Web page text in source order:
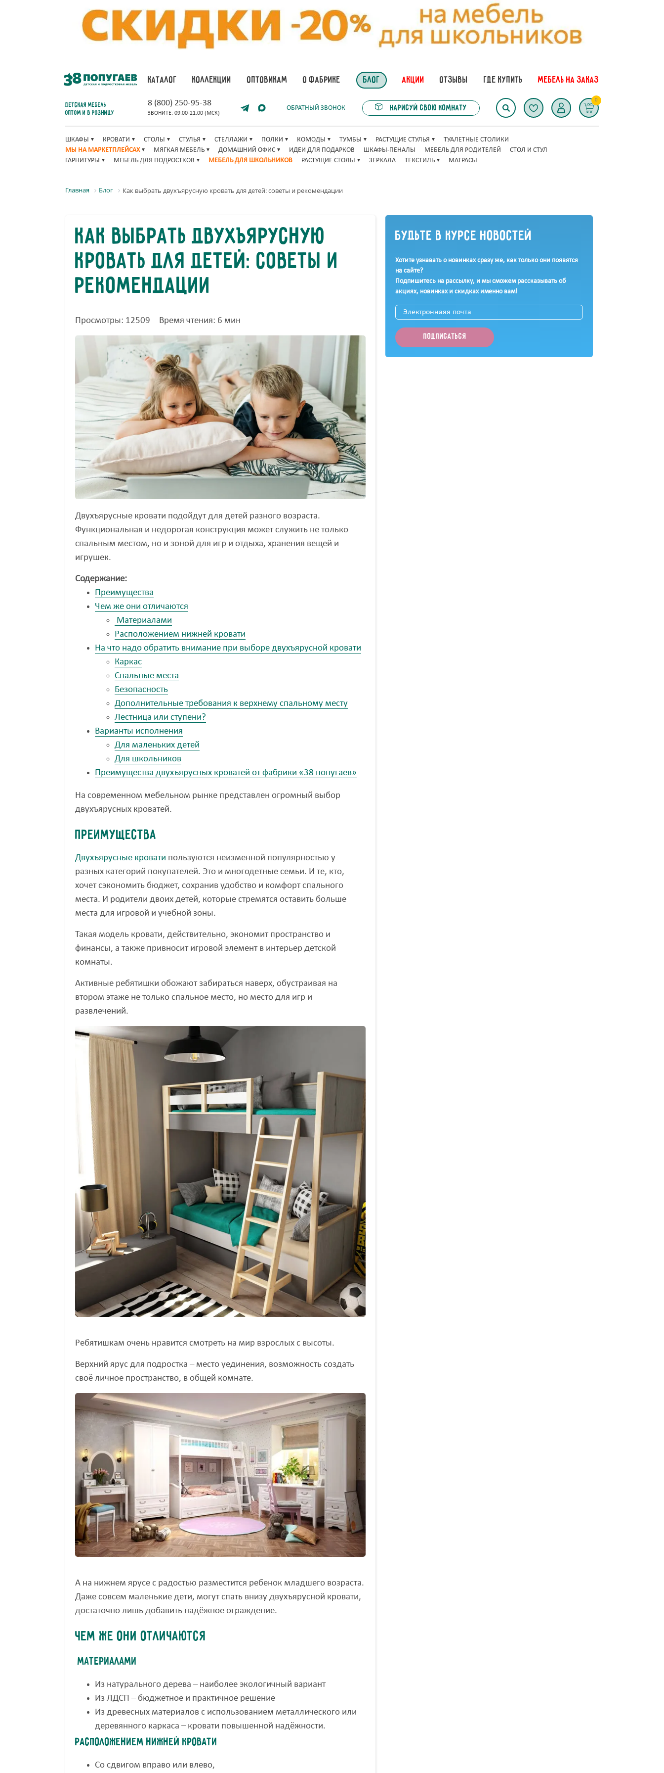
КАТАЛОГ КОЛЛЕКЦИИ ОПТОВИКАМ О ФАБРИКЕ БЛОГ АКЦИИ ОТЗЫВЫ ГДЕ КУПИТЬ МЕБЕЛЬ НА ЗАКАЗ
Детская мебель
оптом и в розницу
8 (800) 250-95-38
ЗВОНИТЕ: 09.00-21.00 (МСК)
ОБРАТНЫЙ ЗВОНОК Нарисуй свою комнату
0
ШКАФЫ КРОВАТИ СТОЛЫ СТУЛЬЯ СТЕЛЛАЖИ ПОЛКИ КОМОДЫ ТУМБЫ РАСТУЩИЕ СТУЛЬЯ
ТУАЛЕТНЫЕ СТОЛИКИ
МЫ НА МАРКЕТПЛЕЙСАХ
МЯГКАЯ МЕБЕЛЬ ДОМАШНИЙ ОФИС ИДЕИ ДЛЯ ПОДАРКОВ ШКАФЫ-ПЕНАЛЫ МЕБЕЛЬ ДЛЯ РОДИТЕЛЕЙ
СТОЛ И СТУЛ
ГАРНИТУРЫ
МЕБЕЛЬ ДЛЯ ПОДРОСТКОВ МЕБЕЛЬ ДЛЯ ШКОЛЬНИКОВ РАСТУЩИЕ СТОЛЫ ЗЕРКАЛА ТЕКСТИЛЬ МАТРАСЫ
Главная Блог Как выбрать двухъярусную кровать для детей: советы и рекомендации
Как выбрать двухъярусную
кровать для детей: советы и
рекомендации
Просмотры: 12509 Время чтения: 6 мин
Двухъярусные кровати подойдут для детей разного возраста.
Функциональная и недорогая конструкция может служить не только
спальным местом, но и зоной для игр и отдыха, хранения вещей и
игрушек.
Содержание:
Преимущества
Чем же они отличаются
Материалами
Расположением нижней кровати
На что надо обратить внимание при выборе двухъярусной кровати
Каркас
Спальные места
Безопасность
Дополнительные требования к верхнему спальному месту
Лестница или ступени?
Варианты исполнения
Для маленьких детей
Для школьников
Преимущества двухъярусных кроватей от фабрики «38 попугаев»
На современном мебельном рынке представлен огромный выбор
двухъярусных кроватей.
Преимущества
Двухъярусные кровати пользуются неизменной популярностью у
разных категорий покупателей. Это и многодетные семьи. И те, кто,
хочет сэкономить бюджет, сохранив удобство и комфорт спального
места. И родители двоих детей, которые стремятся оставить больше
места для игровой и учебной зоны.
Такая модель кровати, действительно, экономит пространство и
финансы, а также привносит игровой элемент в интерьер детской
комнаты.
Активные ребятишки обожают забираться наверх, обустраивая на
втором этаже не только спальное место, но место для игр и
развлечений.
Ребятишкам очень нравится смотреть на мир взрослых с высоты.
Верхний ярус для подростка – место уединения, возможность создать
своё личное пространство, в общей комнате.
А на нижнем ярусе с радостью разместится ребенок младшего возраста.
Даже совсем маленькие дети, могут спать внизу двухъярусной кровати,
достаточно лишь добавить надёжное ограждение.
Чем же они отличаются
Материалами
Из натурального дерева – наиболее экологичный вариант
Из ЛДСП – бюджетное и практичное решение
Из древесных материалов с использованием металлического или
деревянного каркаса – кровати повышенной надёжности.
Расположением нижней кровати
Со сдвигом вправо или влево,
Будьте в курсе новостей
Хотите узнавать о новинках сразу же, как только они появятся
на сайте?
Подпишитесь на рассылку, и мы сможем рассказывать об
акциях, новинках и скидках именно вам!